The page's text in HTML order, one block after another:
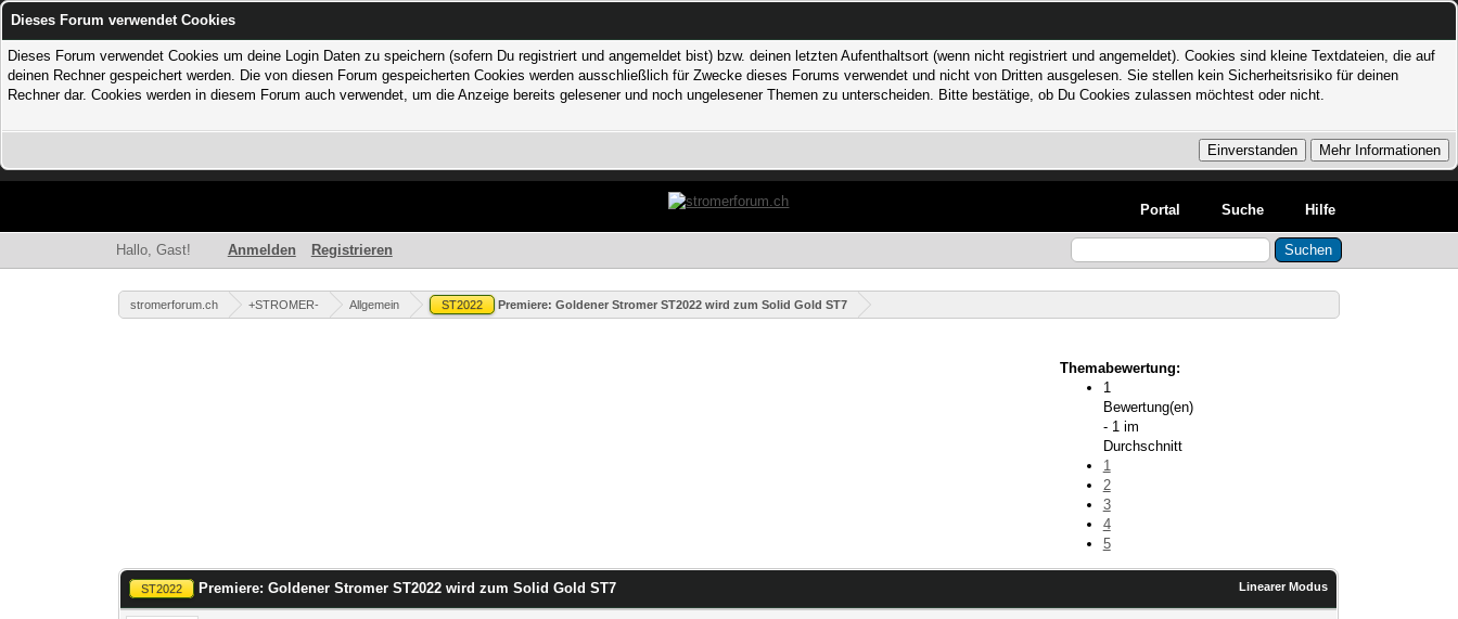
Dieses Forum verwendet Cookies
Dieses Forum verwendet Cookies um deine Login Daten zu speichern (sofern Du registriert und angemeldet bist) bzw. deinen letzten Aufenthaltsort (wenn nicht registriert und angemeldet). Cookies sind kleine Textdateien, die auf
deinen Rechner gespeichert werden. Die von diesen Forum gespeicherten Cookies werden ausschließlich für Zwecke dieses Forums verwendet und nicht von Dritten ausgelesen. Sie stellen kein Sicherheitsrisiko für deinen
Rechner dar. Cookies werden in diesem Forum auch verwendet, um die Anzeige bereits gelesener und noch ungelesener Themen zu unterscheiden. Bitte bestätige, ob Du Cookies zulassen möchtest oder nicht.
Portal Suche Hilfe
Hallo, Gast! Anmelden Registrieren
stromerforum.ch +STROMER- Allgemein ST2022 Premiere: Goldener Stromer ST2022 wird zum Solid Gold ST7
Themabewertung:
1
Bewertung(en)
- 1 im
Durchschnitt
1
2
3
4
5
Linearer Modus
ST2022 Premiere: Goldener Stromer ST2022 wird zum Solid Gold ST7